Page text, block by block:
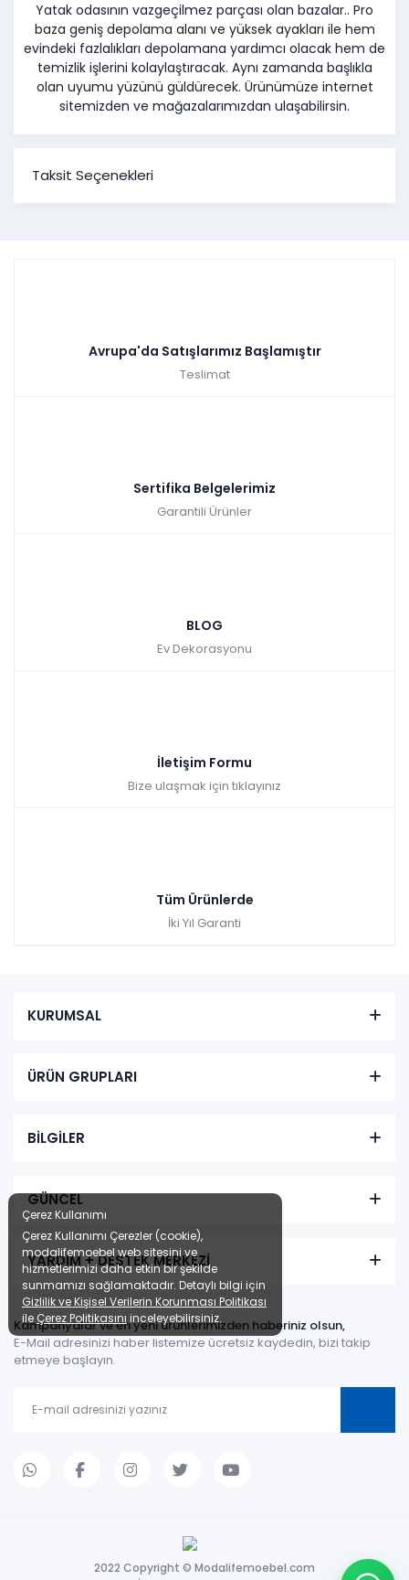
Yatak odasının vazgeçilmez parçası olan bazalar.. Pro
baza geniş depolama alanı ve yüksek ayakları ile hem
evindeki fazlalıkları depolamana yardımcı olacak hem de
temizlik işlerini kolaylaştıracak. Aynı zamanda başlıkla
olan uyumu yüzünü güldürecek. Ürünümüze internet
sitemizden ve mağazalarımızdan ulaşabilirsin.
Taksit Seçenekleri
Avrupa'da Satışlarımız Başlamıştır
Teslimat
Sertifika Belgelerimiz
Garantili Ürünler
BLOG
Ev Dekorasyonu
İletişim Formu
Bize ulaşmak için tıklayınız
Tüm Ürünlerde
İki Yıl Garanti
KURUMSAL
ÜRÜN GRUPLARI
BİLGİLER
GÜNCEL
YARDIM + DESTEK MERKEZİ
Kampanyalar ve en yeni ürünlerimizden haberiniz olsun,
E-Mail adresinizi haber listemize ücretsiz kaydedin, bizi takip
etmeye başlayın.
2022 Copyright © Modalifemoebel.com
Çerez Kullanımı
Çerez Kullanımı Çerezler (cookie),
modalifemoebel web sitesini ve
hizmetlerimizi daha etkin bir şekilde
sunmamızı sağlamaktadır. Detaylı bilgi için
Gizlilik ve Kişisel Verilerin Korunması Politikası
ile Çerez Politikasını inceleyebilirsiniz.